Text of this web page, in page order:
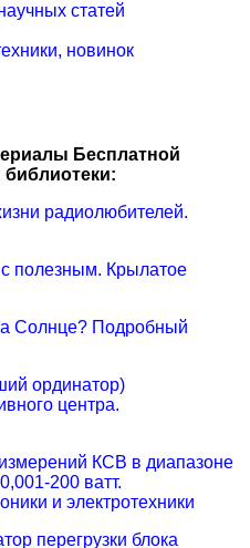
статей
новинок
Бесплатной
библиотеки:
радиолюбителей.
с полезным. Крылатое
Солнце? Подробный
ординатор)
центра.
КСВ в диапазоне
200 ватт.
и электротехники
перегрузки блока